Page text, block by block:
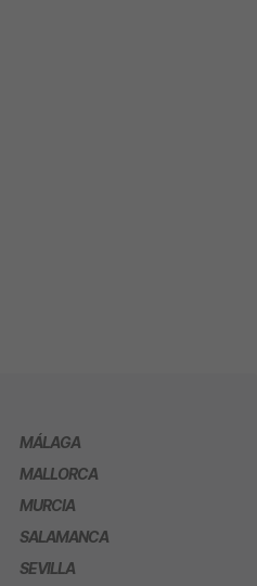
MÁLAGA
MALLORCA
MURCIA
SALAMANCA
SEVILLA